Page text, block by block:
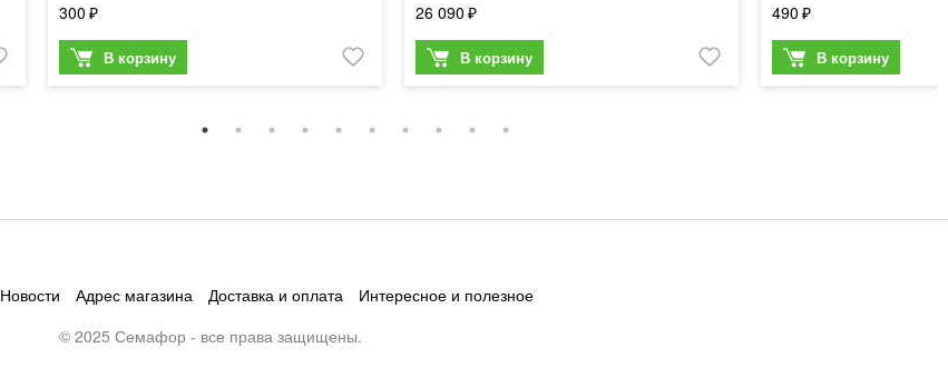
300 26 090 490
Новости Адрес магазина Доставка и оплата
Интересное и полезное
© 2025 Семафор - все права защищены.